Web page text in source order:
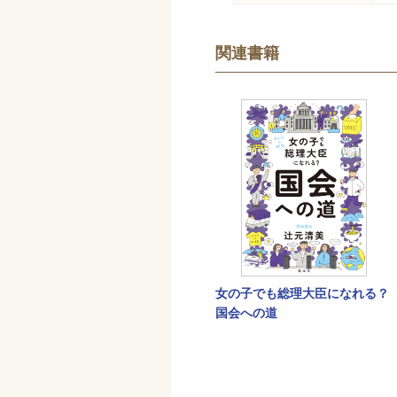
関連書籍
女の子でも総理大臣になれる？
国会への道